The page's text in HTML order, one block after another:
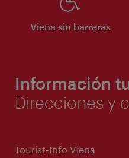
Viena sin barreras
Información
Direcciones y
Tourist-Info Viena